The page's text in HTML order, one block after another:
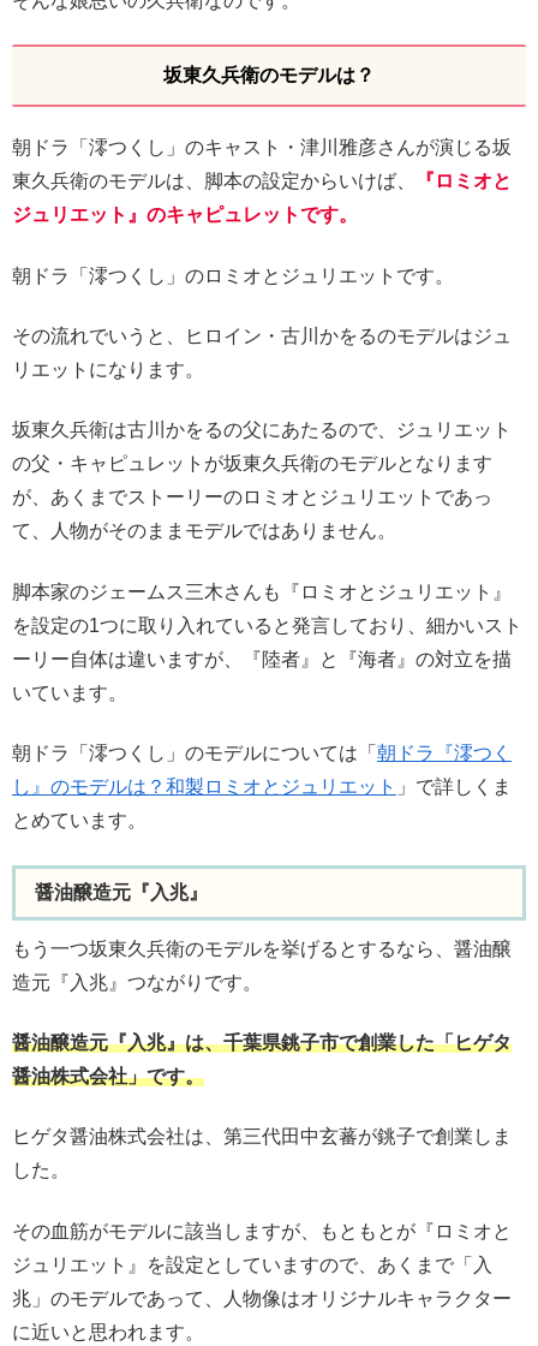
坂東久兵衛のモデルは？
朝ドラ「澪つくし」のキャスト・津川雅彦さんが演じる坂
東久兵衛のモデルは、脚本の設定からいけば、
『ロミオと
ジュリエット』のキャピュレットです。
朝ドラ「澪つくし」のロミオとジュリエットです。
その流れでいうと、ヒロイン・古川かをるのモデルはジュ
リエットになります。
坂東久兵衛は古川かをるの父にあたるので、ジュリエット
の父・キャピュレットが坂東久兵衛のモデルとなります
が、あくまでストーリーのロミオとジュリエットであっ
て、人物がそのままモデルではありません。
脚本家のジェームス三木さんも『ロミオとジュリエット』
を設定の1つに取り入れていると発言しており、細かいスト
ーリー自体は違いますが、『陸者』と『海者』の対立を描
いています。
朝ドラ「澪つくし」のモデルについては「 朝ドラ『澪つく
し』のモデルは？和製ロミオとジュリエット 」で詳しくま
とめています。
醤油醸造元『入兆』
もう一つ坂東久兵衛のモデルを挙げるとするなら、醤油醸
造元『入兆』つながりです。
醤油醸造元『入兆』は、千葉県銚子市で創業した「ヒゲタ
醤油株式会社」です。
ヒゲタ醤油株式会社は、第三代田中玄蕃が銚子で創業しま
した。
その血筋がモデルに該当しますが、もともとが『ロミオと
ジュリエット』を設定としていますので、あくまで「入
兆」のモデルであって、人物像はオリジナルキャラクター
に近いと思われます。